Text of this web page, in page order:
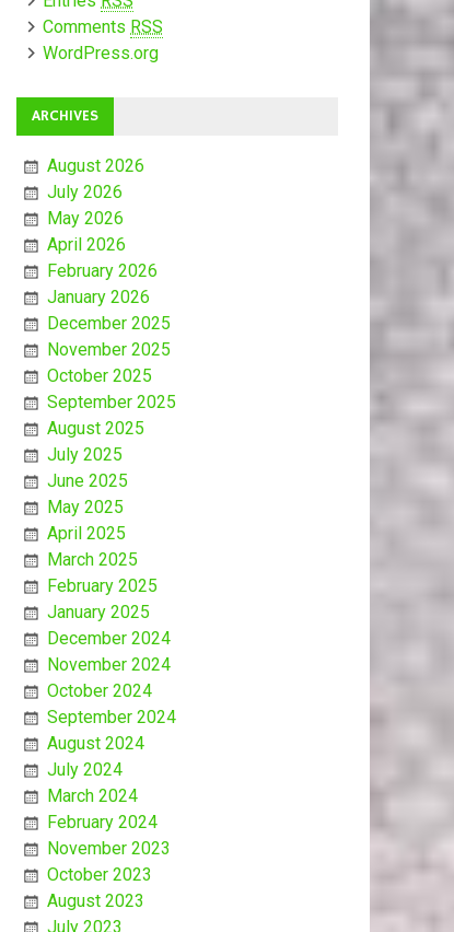
Comments RSS
WordPress.org
ARCHIVES
August 2026
July 2026
May 2026
April 2026
February 2026
January 2026
December 2025
November 2025
October 2025
September 2025
August 2025
July 2025
June 2025
May 2025
April 2025
March 2025
February 2025
January 2025
December 2024
November 2024
October 2024
September 2024
August 2024
July 2024
March 2024
February 2024
November 2023
October 2023
August 2023
July 2023